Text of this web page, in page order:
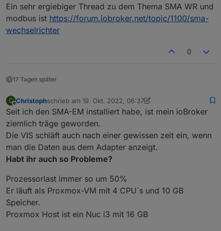
Ist jetzt eher noch technisches Interesse und evtl.
Der Gedanke, SMA Adapter wegzulassen und alles
über Modbus, um etwas aufzuräumen.
Passt aber auch so.
Ein sehr ergiebiger Thread zu dem Thema SMA WR und
modbus ist https://forum.iobroker.net/topic/1100/sma-
wechselrichter
0
17 Tagen später
C
Offline
Christophschrieb am 19. Okt. 2022, 06:37
zuletzt editiert von Christoph
Seit ich den SMA-EM installiert habe, ist mein ioBroker
ziemlich träge geworden.
Die VIS schläft auch nach einer gewissen zeit ein, wenn
man die Daten aus dem Adapter anzeigt.
Habt ihr auch so Probleme?
Prozessorlast immer so um 50%
Er läuft als Proxmox-VM mit 4 CPU´s und 10 GB
Speicher.
Proxmox Host ist ein Nuc i3 mit 16 GB